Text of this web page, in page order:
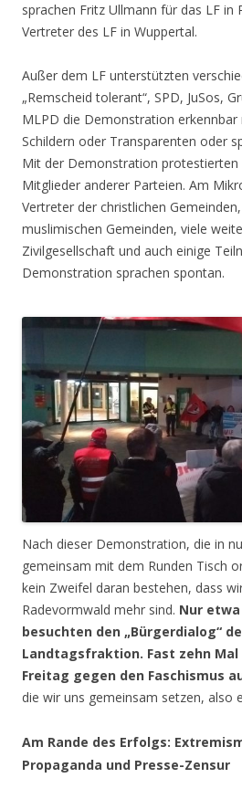
sprachen Fritz Ullmann für das LF in
Vertreter des LF in Wuppertal.
Außer dem LF unterstützten
„Remscheid tolerant“, SPD, JuSos,
MLPD die Demonstration erkennbar
Schildern oder Transparenten oder
Mit der Demonstration protestierten
Mitglieder anderer Parteien. Am
Vertreter der christlichen
muslimischen Gemeinden, viele
Zivilgesellschaft und auch einige
Demonstration sprachen spontan.
Nach dieser Demonstration, die in
gemeinsam mit dem Runden Tisch
kein Zweifel daran bestehen, dass
Radevormwald mehr sind. Nur
besuchten den „Bürgerdialog“
Landtagsfraktion. Fast zehn
Freitag gegen den Faschismus
die wir uns gemeinsam setzen, also
Am Rande des Erfolgs:
Propaganda und Presse-Zensur